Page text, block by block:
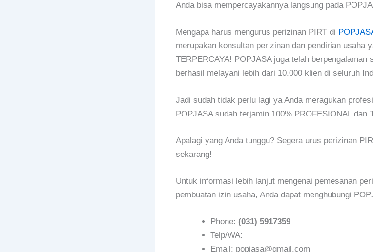
Anda bisa mempercayakannya langsung pada
Mengapa harus mengurus perizinan PIRT di
merupakan konsultan perizinan dan pendirian usaha
TERPERCAYA! POPJASA juga telah berpengalaman
berhasil melayani lebih dari 10.000 klien di seluruh
Jadi sudah tidak perlu lagi ya Anda meragukan
POPJASA sudah terjamin 100% PROFESIONAL dan
Apalagi yang Anda tunggu? Segera urus perizinan
sekarang!
Untuk informasi lebih lanjut mengenai pemesanan
pembuatan izin usaha, Anda dapat menghubungi
Phone: (031) 5917359
Telp/WA:
Email: popjasa@gmail.com